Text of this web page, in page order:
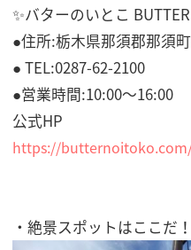
✨バターのいとこ
●住所:栃木県那須郡那須
● TEL:0287-62-2100
●営業時間:10:00〜16:00
公式HP
https://
・絶景スポットはここだ！